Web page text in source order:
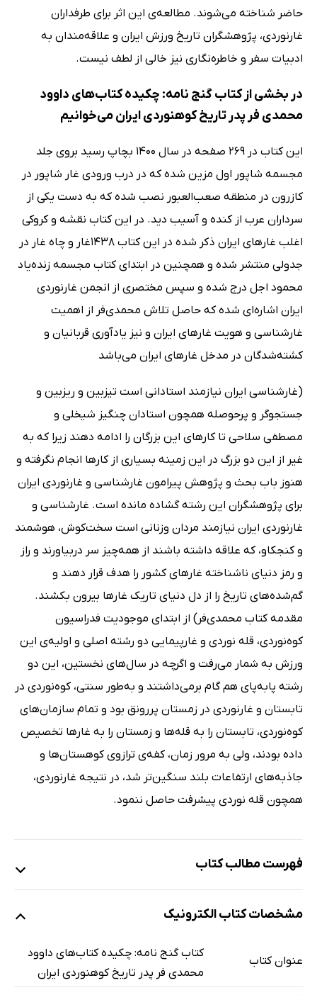
حاضر شناخته می‌شوند. مطالعه‌ی این اثر برای طرفداران
غارنوردی، پژوهشگران تاریخ ورزش ایران و علاقه‌مندان به
ادبیات سفر و خاطره‌نگاری نیز خالی از لطف نیست.
در بخشی از کتاب گنج نامه: چکیده کتاب‌های داوود
محمدی فر پدر تاریخ کوهنوردی ایران می‌خوانیم
این کتاب در 269 صفحه در سال 1400 بچاپ رسید بروی جلد
مجسمه شاپور اول مزین شده که در درب ورودی غار شاپور در
کازرون در منطقه صعب‌العبور نصب شده که به دست یکی از
سرداران عرب از کنده و آسیب دید. در این کتاب نقشه و کروکی
اغلب غارهای ایران ذکر شده در این کتاب 1438غار و چاه غار در
جدولی منتشر شده و همچنین در ابتدای کتاب مجسمه زنده‌یاد
محمود اجل درج شده و سپس مختصری از انجمن غارنوردی
ایران اشاره‌ای شده که حاصل تلاش محمدی‌فر از اهمیت
غارشناسی و هویت غارهای ایران و نیز یادآوری قربانیان و
کشته‌شدگان در مدخل غارهای ایران می‌باشد
(غارشناسی ایران نیازمند استادانی است تیزبین و ریزبین و
جستجوگر و پرحوصله همچون استادان چنگیز شیخلی و
مصطفی سلاحی تا کارهای این بزرگان را ادامه دهند زیرا که به
غیر از این دو بزرگ در این زمینه بسیاری از کارها انجام نگرفته و
هنوز باب بحث و پژوهش پیرامون غارشناسی و غارنوردی ایران
برای پژوهشگران این رشته گشاده مانده است. غارشناسی و
غارنوردی ایران نیازمند مردان وزنانی است سخت‌کوش، هوشمند
و کنجکاو، که علاقه داشته باشند از همه‌چیز سر دربیاورند و راز
و رمز دنیای ناشناخته غارهای کشور را هدف قرار دهند و
گم‌شده‌های تاریخ را از دل دنیای تاریک غارها بیرون بکشند.
مقدمه کتاب محمدی‌فر) از ابتدای موجودیت فدراسیون
کوه‌نوردی، قله نوردی و غارپیمایی دو رشته اصلی و اولیه‌ی این
ورزش به شمار می‌رفت و اگرچه در سال‌های نخستین، این دو
رشته پابه‌پای هم گام برمی‌داشتند و به‌طور سنتی، کوه‌نوردی در
تابستان و غارنوردی در زمستان پررونق بود و تمام سازمان‌های
کوه‌نوردی، تابستان را به قله‌ها و زمستان را به غارها تخصیص
داده بودند، ولی به مرور زمان، کفه‌ی ترازوی کوهستان‌ها و
جاذبه‌های ارتفاعات بلند سنگین‌تر شد، در نتیجه غارنوردی،
همچون قله نوردی پیشرفت حاصل ننمود.
فهرست مطالب کتاب
معرفی مختصر استاد داوود محمدی‌فر
چرا باید نوشت؟
کتاب‌های کوه‌نوردی کودکان
مشخصات کتاب الکترونیک
عنوان کتاب
کتاب گنج نامه: چکیده کتاب‌های داوود
محمدی فر پدر تاریخ کوهنوردی ایران